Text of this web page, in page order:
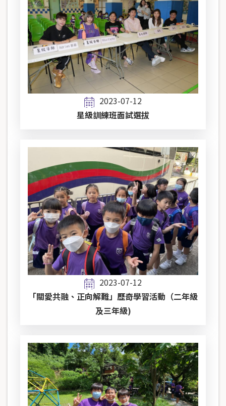
2023-07-12
星級訓練班面試選拔
2023-07-12
「關愛共融、正向解難」歷奇學習活動（二年級
及三年級)